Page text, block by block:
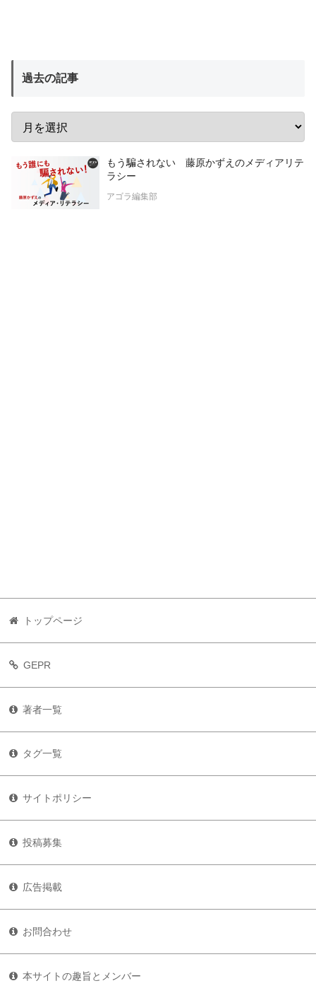
過去の記事
もう騙されない 藤原かずえのメディアリテ
ラシー
アゴラ編集部
トップページ
GEPR
著者一覧
タグ一覧
サイトポリシー
投稿募集
広告掲載
お問合わせ
本サイトの趣旨とメンバー